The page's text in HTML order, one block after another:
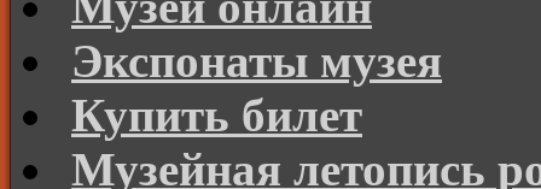
Экспонаты музея
Купить билет
Музейная летопись